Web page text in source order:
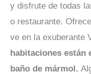
y disfrute de todas
o restaurante.
ve en la exuberante
habitaciones están
baño de mármol.